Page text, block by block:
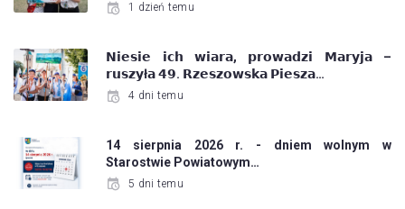
1 dzień temu
𝗡𝗶𝗲𝘀𝗶𝗲 𝗶𝗰𝗵 𝘄𝗶𝗮𝗿𝗮, 𝗽𝗿𝗼𝘄𝗮𝗱𝘇𝗶 𝗠𝗮𝗿𝘆𝗷𝗮 –
𝗿𝘂𝘀𝘇𝘆ł𝗮 𝟰𝟵. 𝗥𝘇𝗲𝘀𝘇𝗼𝘄𝘀𝗸𝗮 𝗣𝗶𝗲𝘀𝘇𝗮…
4 dni temu
14 sierpnia 2026 r. - dniem wolnym w
Starostwie Powiatowym…
5 dni temu